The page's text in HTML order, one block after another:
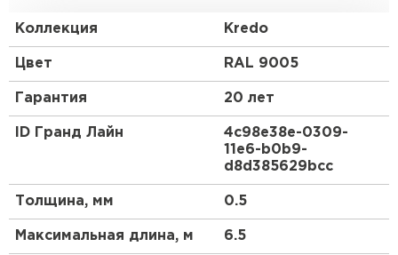
существенно повышает ее прочность.
Средиземноморский стиль кровли, а мягкие и
Kredo схожесть с натуральной черепицей. С Kredo
Ваш дом будет выразительным и оригинальным
долгие годы.
Коллекция Kredo
Цвет RAL 9005
Гарантия 20 лет
ID Гранд Лайн
4c98e38e-0309-
11e6-b0b9-
d8d385629bcc
Толщина, мм 0.5
Максимальная длина, м 6.5